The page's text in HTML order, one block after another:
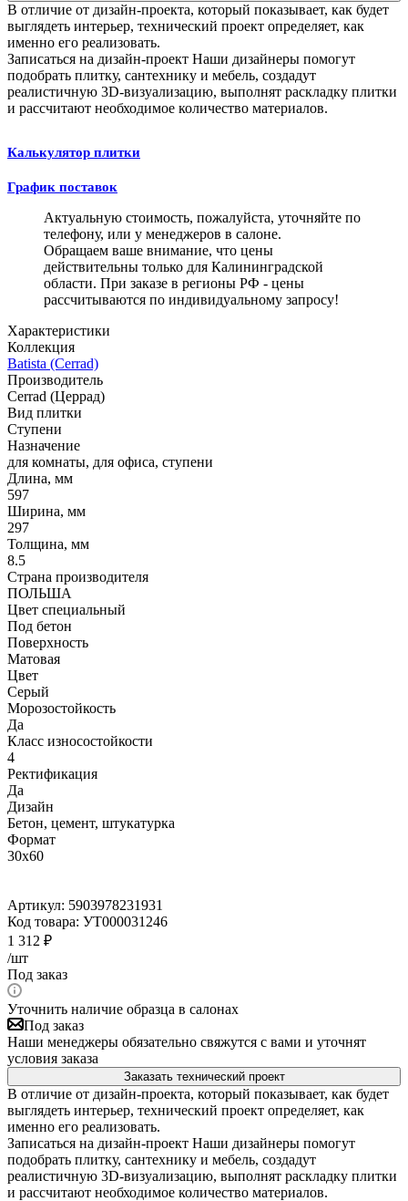
В отличие от дизайн-проекта, который показывает, как будет
выглядеть интерьер, технический проект определяет, как
именно его реализовать.
Записаться на дизайн-проект Наши дизайнеры помогут
подобрать плитку, сантехнику и мебель, создадут
реалистичную 3D-визуализацию, выполнят раскладку плитки
и рассчитают необходимое количество материалов.
Калькулятор плитки
График поставок
Актуальную стоимость, пожалуйста, уточняйте по
телефону, или у менеджеров в салоне.
Обращаем ваше внимание, что цены
действительны только для Калининградской
области. При заказе в регионы РФ - цены
рассчитываются по индивидуальному запросу!
Характеристики
Коллекция
Batista (Cerrad)
Производитель
Cerrad (Церрад)
Вид плитки
Ступени
Назначение
для комнаты, для офиса, ступени
Длина, мм
597
Ширина, мм
297
Толщина, мм
8.5
Страна производителя
ПОЛЬША
Цвет специальный
Под бетон
Поверхность
Матовая
Цвет
Серый
Морозостойкость
Да
Класс износостойкости
4
Ректификация
Да
Дизайн
Бетон, цемент, штукатурка
Формат
30x60
Артикул: 5903978231931
Код товара: УТ000031246
1 312 ₽
/шт
Под заказ
Уточнить наличие образца в салонах
Под заказ
Наши менеджеры обязательно свяжутся с вами и уточнят
условия заказа
Заказать технический проект
В отличие от дизайн-проекта, который показывает, как будет
выглядеть интерьер, технический проект определяет, как
именно его реализовать.
Записаться на дизайн-проект Наши дизайнеры помогут
подобрать плитку, сантехнику и мебель, создадут
реалистичную 3D-визуализацию, выполнят раскладку плитки
и рассчитают необходимое количество материалов.